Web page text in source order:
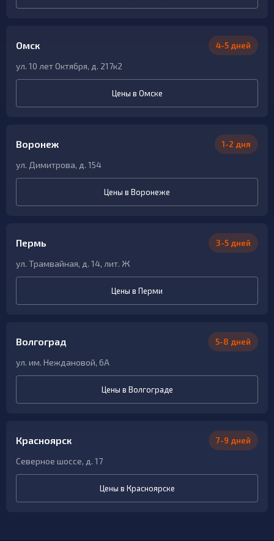
Омск 4-5 дней
ул. 10 лет Октября, д. 217к2
Цены в Омске
Воронеж 1-2 дня
ул. Димитрова, д. 154
Цены в Воронеже
Пермь 3-5 дней
ул. Трамвайная, д. 14, лит. Ж
Цены в Перми
Волгоград 5-8 дней
ул. им. Неждановой, 6А
Цены в Волгограде
Красноярск 7-9 дней
Северное шоссе, д. 17
Цены в Красноярске